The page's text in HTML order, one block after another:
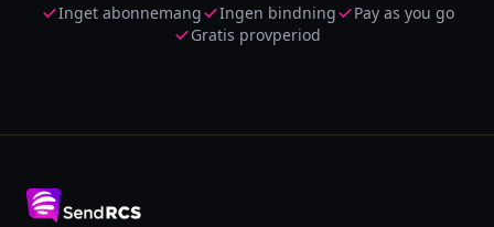
Inget abonnemang Ingen bindning
Pay as you go
Gratis provperiod